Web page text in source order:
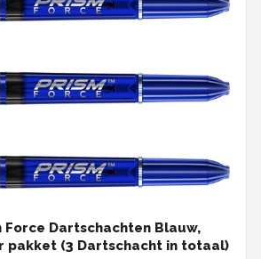
Force Dartschachten Blauw,
pakket (3 Dartschacht in totaal)